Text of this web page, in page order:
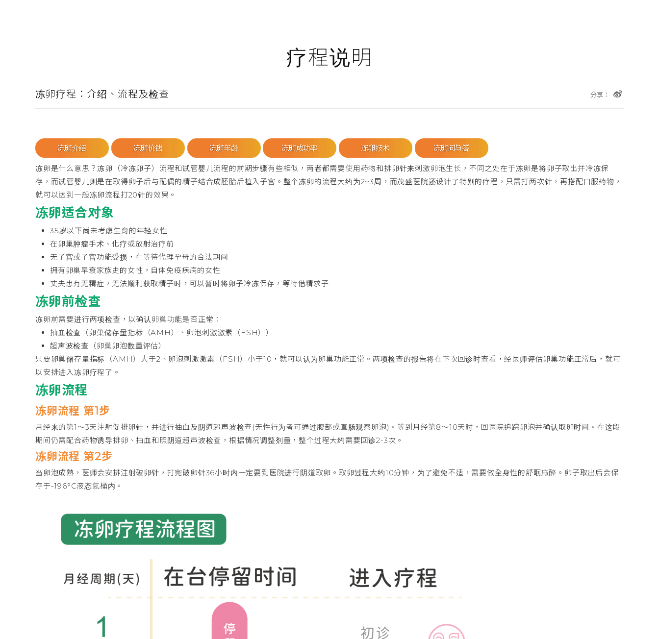
疗程说明
冻卵疗程：介绍、流程及检查 分享：
冻卵是什么意思？冻卵（冷冻卵子）流程和试管婴儿流程的前期步骤有些相似，两者都需要使用药物和排卵针来刺激卵泡生长，不同之处在于冻卵是将卵子取出并冷冻保
存，而试管婴儿则是在取得卵子后与配偶的精子结合成胚胎后植入子宫。整个冻卵的流程大约为2~3周，而茂盛医院还设计了特别的疗程，只需打两次针，再搭配口服药物，
就可以达到一般冻卵流程打20针的效果。
冻卵适合对象
35岁以下尚未考虑生育的年轻女性
在卵巢肿瘤手术、化疗或放射治疗前
无子宫或子宫功能受损，在等待代理孕母的合法期间
拥有卵巢早衰家族史的女性，自体免疫疾病的女性
丈夫患有无精症，无法顺利获取精子时，可以暂时将卵子冷冻保存，等待借精求子
冻卵前检查
冻卵前需要进行两项检查，以确认卵巢功能是否正常：
抽血检查（卵巢储存量指标（AMH）、卵泡刺激激素（FSH））
超声波检查（卵巢卵泡数量评估）
只要卵巢储存量指标（AMH）大于2、卵泡刺激激素（FSH）小于10，就可以认为卵巢功能正常。两项检查的报告将在下次回诊时查看，经医师评估卵巢功能正常后，就可
以安排进入冻卵疗程了。
冻卵流程
冻卵流程 第1步
月经来的第1～3天注射促排卵针，并进行抽血及阴道超声波检查(无性行为者可通过腹部或直肠观察卵泡)。等到月经第8～10天时，回医院追踪卵泡并确认取卵时间。在这段
期间仍需配合药物诱导排卵、抽血和照阴道超声波检查，根据情况调整剂量，整个过程大约需要回诊2-3次。
冻卵流程 第2步
当卵泡成熟，医师会安排注射破卵针，打完破卵针36小时内一定要到医院进行阴道取卵。取卵过程大约10分钟，为了避免不适，需要做全身性的舒眠麻醉。卵子取出后会保
存于-196°C液态氮桶内。